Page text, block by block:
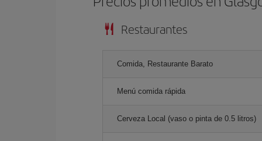
Restaurantes
Comida, Restaurante Barato
Menú comida rápida
Cerveza Local (vaso o pinta de 0.5 litros)